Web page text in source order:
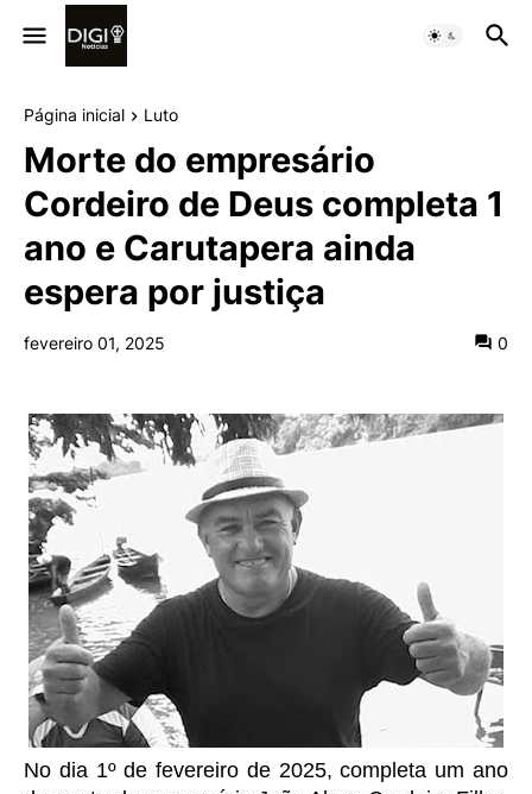
Página inicial Luto
Morte do empresário
Cordeiro de Deus completa 1
ano e Carutapera ainda
espera por justiça
fevereiro 01, 2025 0
No dia 1º de fevereiro de 2025, completa um ano